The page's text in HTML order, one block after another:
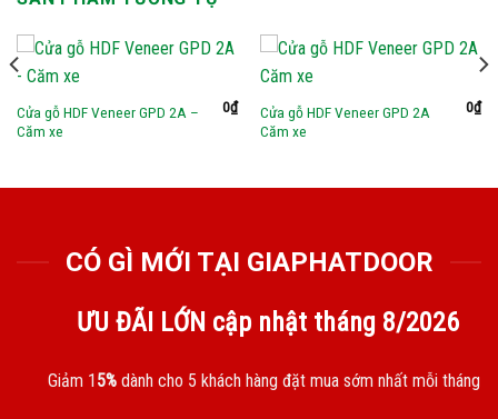
Cửa gỗ HDF Veneer GPD 2A –
Căm xe
0₫
Cửa gỗ HDF Veneer GPD 2A
Căm xe
0₫
CÓ GÌ MỚI TẠI GIAPHATDOOR
ƯU ĐÃI LỚN cập nhật tháng 8/2026
Giảm 15% dành cho 5 khách hàng đặt mua sớm nhất mỗi tháng